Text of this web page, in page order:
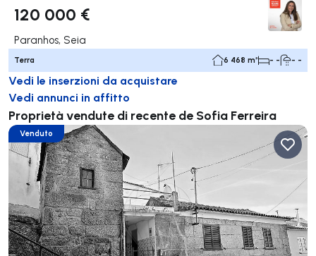
120 000 €
Paranhos, Seia
Terra 6 468 m² - - - -
Vedi le inserzioni da acquistare
Vedi annunci in affitto
Proprietà vendute di recente de Sofia Ferreira
Venduto